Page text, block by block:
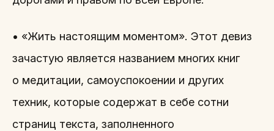
• «Жить настоящим моментом». Этот девиз
зачастую является названием многих книг
о медитации, самоуспокоении и других
техник, которые содержат в себе сотни
страниц текста, заполненного